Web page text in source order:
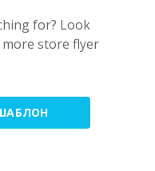
for? Look
store flyer